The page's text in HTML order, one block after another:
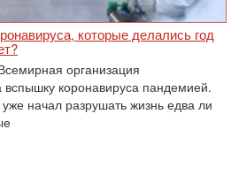
которые делались год
организация
коронавируса пандемией.
начал разрушать жизнь едва ли